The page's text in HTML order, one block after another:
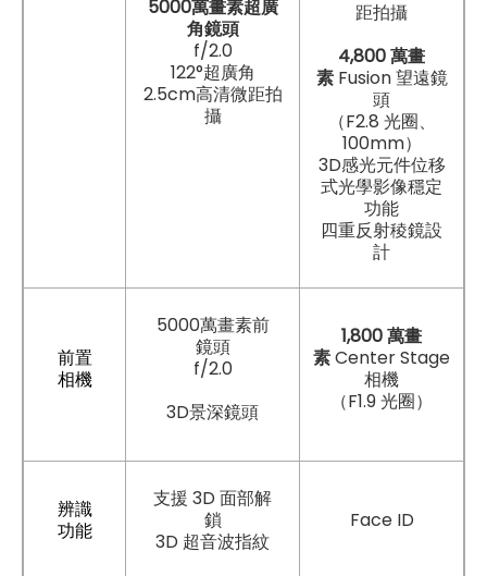
5000萬畫素超廣
角鏡頭
f/2.0
122°超廣角
2.5cm高清微距拍
攝
距拍攝
4,800 萬畫
素Fusion 望遠鏡
頭
（F2.8 光圈、
100mm）
3D感光元件位移
式光學影像穩定
功能
四重反射稜鏡設
計
前置
相機
5000萬畫素前
鏡頭
f/2.0
3D景深鏡頭
1,800 萬畫
素Center Stage
相機
（F1.9 光圈）
辨識
功能
支援 3D 面部解
鎖
3D 超音波指紋
Face ID